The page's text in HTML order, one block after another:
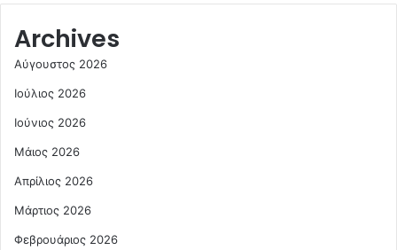
Archives
Αύγουστος 2026
Ιούλιος 2026
Ιούνιος 2026
Μάιος 2026
Απρίλιος 2026
Μάρτιος 2026
Φεβρουάριος 2026